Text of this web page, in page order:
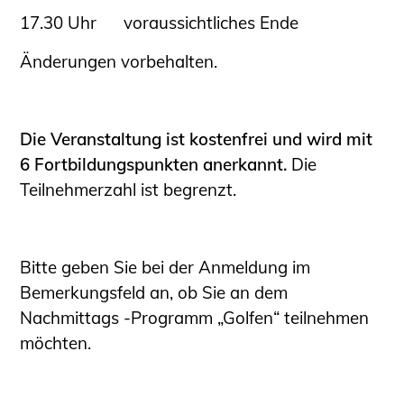
17.30 Uhr voraussichtliches Ende
Änderungen vorbehalten.
Die Veranstaltung ist kostenfrei und wird mit
6 Fortbildungspunkten anerkannt. Die
Teilnehmerzahl ist begrenzt.
Bitte geben Sie bei der Anmeldung im
Bemerkungsfeld an, ob Sie an dem
Nachmittags -Programm „Golfen“ teilnehmen
möchten.